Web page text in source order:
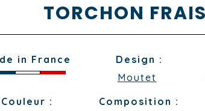
TORCHON
in France
Design :
Moutet
Couleur :
Composition :